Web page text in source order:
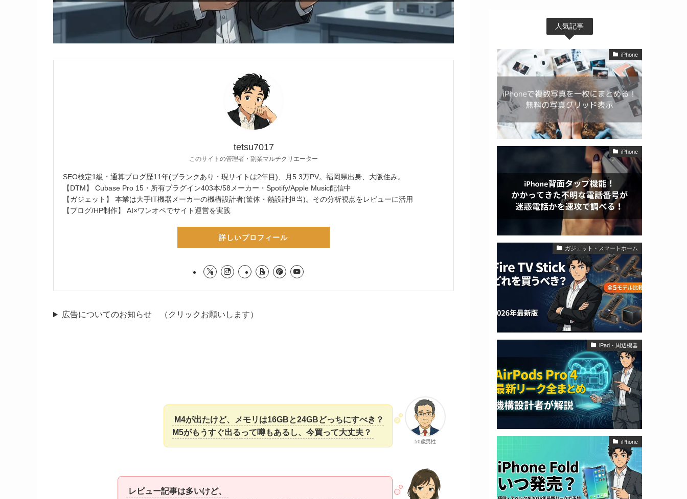
tetsu7017
このサイトの管理者・副業マルチクリエーター
SEO検定1級・通算ブログ歴11年(ブランクあり・現サイトは2年目)、月5.3万PV。福岡県出身、大阪住み。
【DTM】 Cubase Pro 15・所有プラグイン403本/58メーカー・Spotify/Apple Music配信中
【ガジェット】 本業は大手IT機器メーカーの機構設計者(筐体・熱設計担当)。その分析視点をレビューに活用
【ブログ/HP制作】 AI×ワンオペでサイト運営を実践
詳しいプロフィール
広告についてのお知らせ （クリックお願いします）
50歳男性
M4が出たけど、メモリは16GBと24GBどっちにすべき？
M5がもうすぐ出るって噂もあるし、今買って大丈夫？
レビュー記事は多いけど、
人気記事
iPhone
iPhone
ガジェット・スマートホーム
iPad・周辺機器
iPhone